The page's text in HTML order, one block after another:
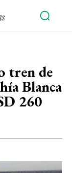
tren de
Blanca
260